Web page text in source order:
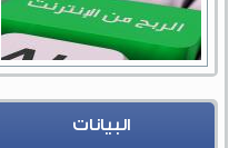
البيانات